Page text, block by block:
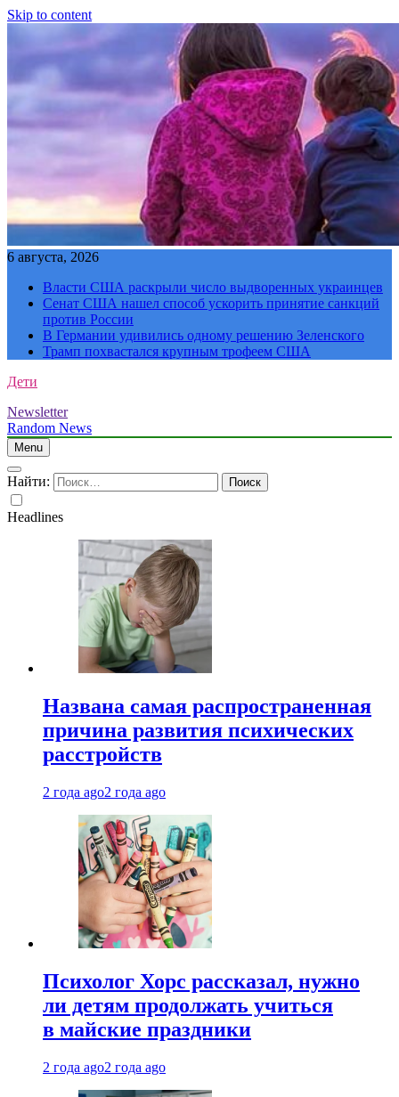
Skip to content
6 августа, 2026
Власти США раскрыли число выдворенных украинцев
Сенат США нашел способ ускорить принятие санкций
против России
В Германии удивились одному решению Зеленского
Трамп похвастался крупным трофеем США
Дети
Newsletter
Random News
Menu
Найти:
Headlines
Названа самая распространенная
причина развития психических
расстройств
2 года ago2 года ago
Психолог Хорс рассказал, нужно
ли детям продолжать учиться
в майские праздники
2 года ago2 года ago